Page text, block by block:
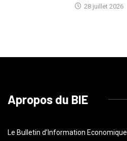
28 juillet 2026
Apropos du BIE
Le Bulletin d’Information Economique